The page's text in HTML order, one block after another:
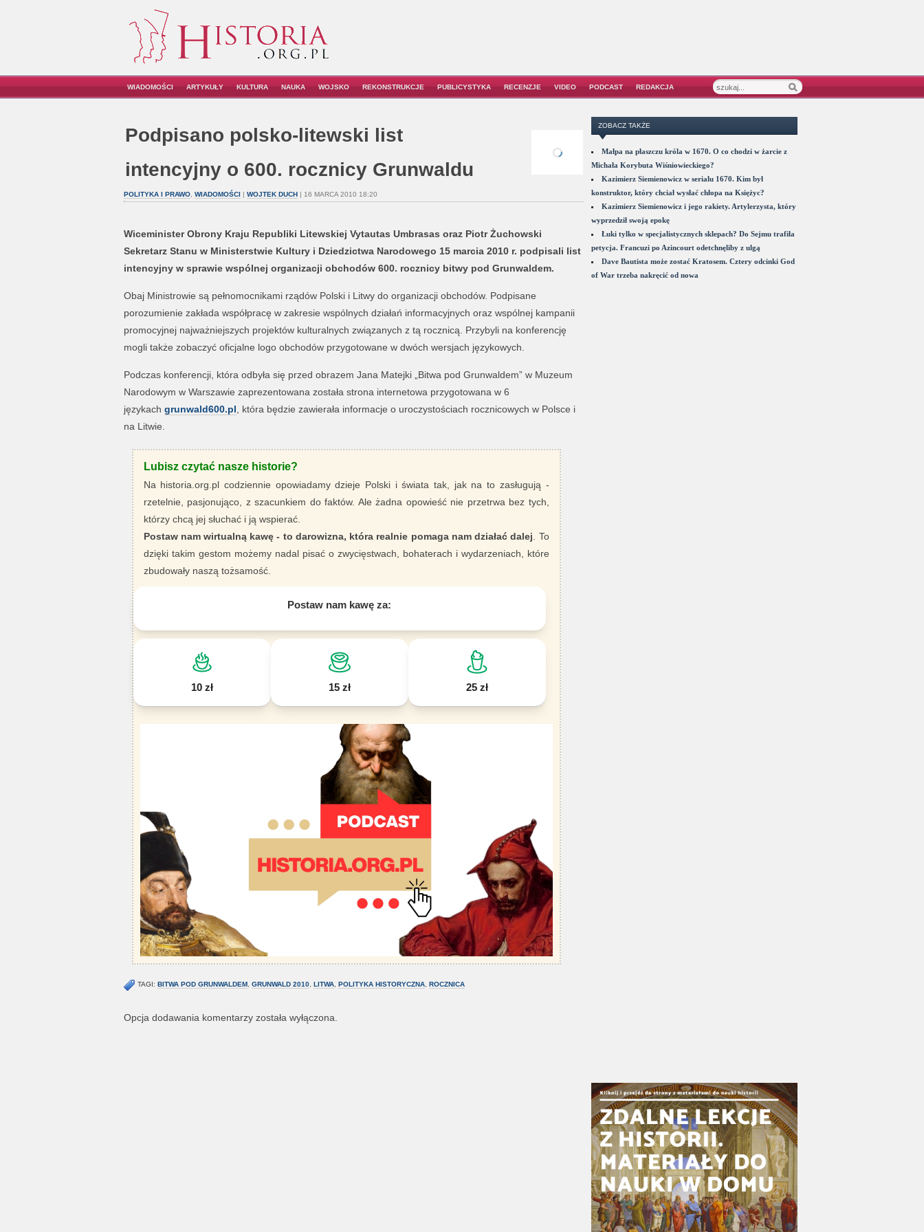
WIADOMOŚCI ARTYKUŁY KULTURA NAUKA WOJSKO REKONSTRUKCJE PUBLICYSTYKA RECENZJE VIDEO PODCAST REDAKCJA
Podpisano polsko-litewski list
intencyjny o 600. rocznicy Grunwaldu
POLITYKA I PRAWO, WIADOMOŚCI| WOJTEK DUCH| 16 MARCA 2010 18:20
Wiceminister Obrony Kraju Republiki Litewskiej Vytautas Umbrasas oraz Piotr Żuchowski
Sekretarz Stanu w Ministerstwie Kultury i Dziedzictwa Narodowego 15 marcia 2010 r. podpisali list
intencyjny w sprawie wspólnej organizacji obchodów 600. rocznicy bitwy pod Grunwaldem.
Obaj Ministrowie są pełnomocnikami rządów Polski i Litwy do organizacji obchodów. Podpisane
porozumienie zakłada współpracę w zakresie wspólnych działań informacyjnych oraz wspólnej kampanii
promocyjnej najważniejszych projektów kulturalnych związanych z tą rocznicą. Przybyli na konferencję
mogli także zobaczyć oficjalne logo obchodów przygotowane w dwóch wersjach językowych.
Podczas konferencji, która odbyła się przed obrazem Jana Matejki „Bitwa pod Grunwaldem” w Muzeum
Narodowym w Warszawie zaprezentowana została strona internetowa przygotowana w 6
językach grunwald600.pl , która będzie zawierała informacje o uroczystościach rocznicowych w Polsce i
na Litwie.
Lubisz czytać nasze historie?
Na historia.org.pl codziennie opowiadamy dzieje Polski i świata tak, jak na to zasługują -
rzetelnie, pasjonująco, z szacunkiem do faktów. Ale żadna opowieść nie przetrwa bez tych,
którzy chcą jej słuchać i ją wspierać.
Postaw nam wirtualną kawę - to darowizna, która realnie pomaga nam działać dalej . To
dzięki takim gestom możemy nadal pisać o zwycięstwach, bohaterach i wydarzeniach, które
zbudowały naszą tożsamość.
Postaw nam kawę za:
10 zł 15 zł 25 zł
TAGI: BITWA POD GRUNWALDEM, GRUNWALD 2010, LITWA, POLITYKA HISTORYCZNA, ROCZNICA
Opcja dodawania komentarzy została wyłączona.
ZOBACZ TAKŻE
Małpa na płaszczu króla w 1670. O co chodzi w żarcie z
Michała Korybuta Wiśniowieckiego?
Kazimierz Siemienowicz w serialu 1670. Kim był
konstruktor, który chciał wysłać chłopa na Księżyc?
Kazimierz Siemienowicz i jego rakiety. Artylerzysta, który
wyprzedził swoją epokę
Łuki tylko w specjalistycznych sklepach? Do Sejmu trafiła
petycja. Francuzi po Azincourt odetchnęliby z ulgą
Dave Bautista może zostać Kratosem. Cztery odcinki God
of War trzeba nakręcić od nowa